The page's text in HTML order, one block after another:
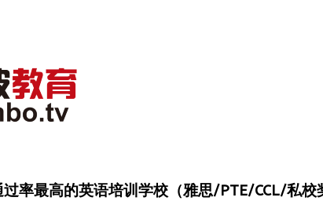
率最高的英语培训学校（雅思/PTE/CCL/私校